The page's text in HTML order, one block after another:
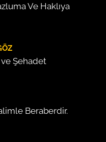
Ve Haklıya
Şehadet
Beraberdir.